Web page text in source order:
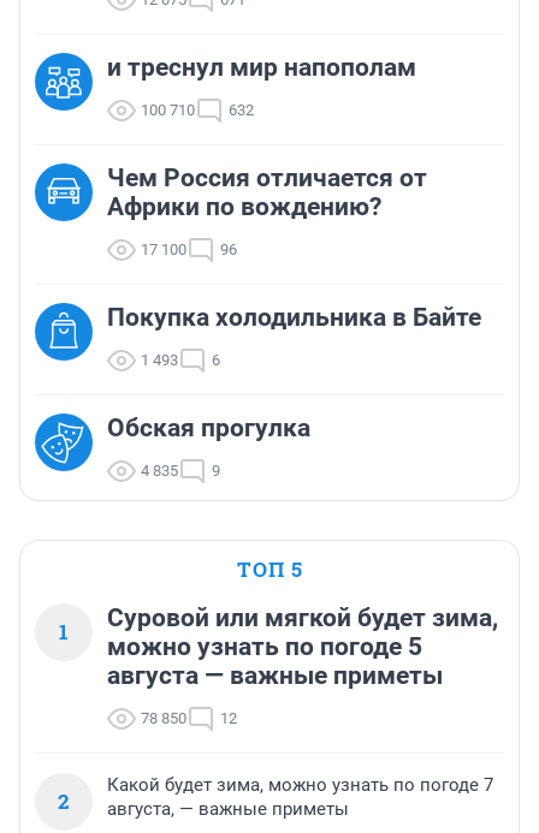
и треснул мир напополам
100 710 632
Чем Россия отличается от
Африки по вождению?
17 100 96
Покупка холодильника в Байте
1 493 6
Обская прогулка
4 835 9
ТОП 5
1
Суровой или мягкой будет зима,
можно узнать по погоде 5
августа — важные приметы
78 850 12
2
Какой будет зима, можно узнать по погоде 7
августа, — важные приметы